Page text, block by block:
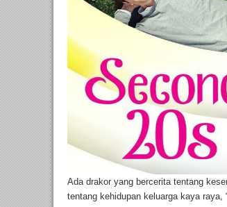
Ada drakor yang bercerita tentang
tentang kehidupan keluarga kaya raya,